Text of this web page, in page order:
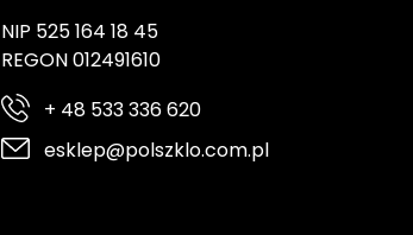
NIP 525 164 18 45
REGON 012491610
+ 48 533 336 620
esklep@polszklo.com.pl